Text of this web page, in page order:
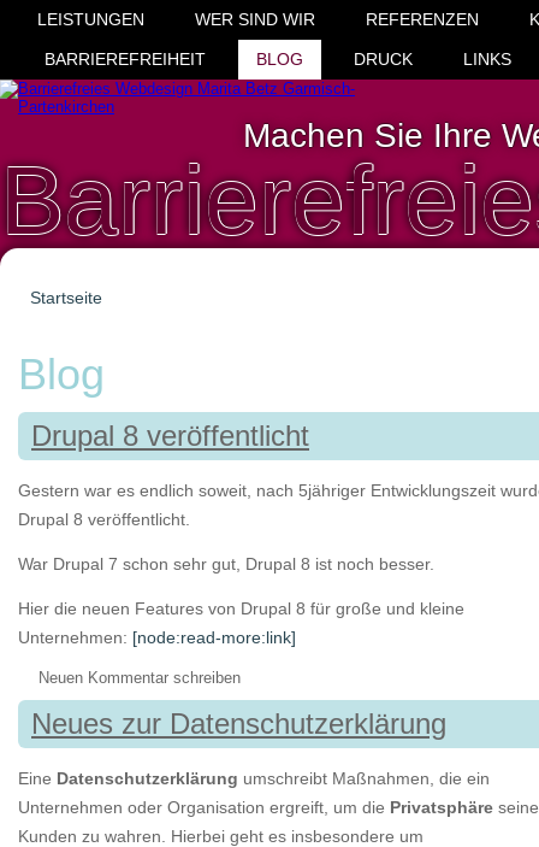
LEISTUNGEN WER SIND WIR REFERENZEN
BARRIEREFREIHEIT BLOG DRUCK LINKS
Machen Sie Ihre
Sie sind hier
Startseite
Blog
Drupal 8 veröffentlicht
Gestern war es endlich soweit, nach 5jähriger Entwicklungszeit
Drupal 8 veröffentlicht.
War Drupal 7 schon sehr gut, Drupal 8 ist noch besser.
Hier die neuen Features von Drupal 8 für große und kleine
Unternehmen: [node:read-more:link]
Neuen Kommentar schreiben
Neues zur Datenschutzerklärung
Eine Datenschutzerklärung umschreibt Maßnahmen, die ein
Unternehmen oder Organisation ergreift, um die Privatsphäre
Kunden zu wahren. Hierbei geht es insbesondere um